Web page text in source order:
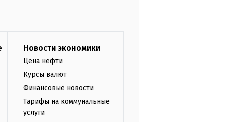
Новости экономики
Цена нефти
Курсы валют
Финансовые новости
Тарифы на коммунальные
услуги